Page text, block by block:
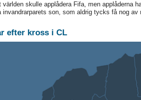
skulle applådera Fifa, men applåderna
invandrarparets son, som aldrig tycks få nog av
efter kross i CL